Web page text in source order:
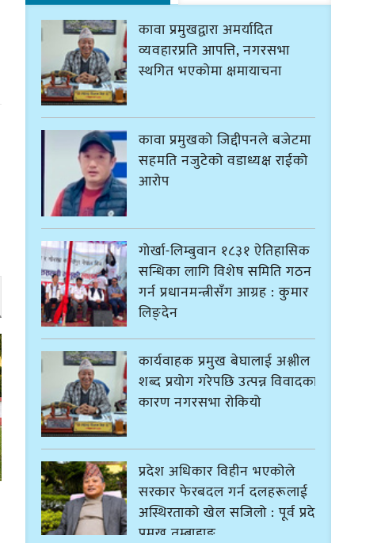
कावा प्रमुखद्वारा अमर्यादित
व्यवहारप्रति आपत्ति, नगरसभा
स्थगित भएकोमा क्षमायाचना
कावा प्रमुखको जिद्दीपनले बजेटमा
सहमति नजुटेको वडाध्यक्ष राईको
आरोप
गोर्खा-लिम्बुवान १८३१ ऐतिहासिक
सन्धिका लागि विशेष समिति गठन
गर्न प्रधानमन्त्रीसँग आग्रह : कुमार
लिङ्देन
कार्यवाहक प्रमुख बेघालाई अश्लील
शब्द प्रयोग गरेपछि उत्पन्न विवादका
कारण नगरसभा रोकियो
प्रदेश अधिकार विहीन भएकोले
सरकार फेरबदल गर्न दलहरूलाई
अस्थिरताको खेल सजिलो : पूर्व प्रदेश
प्रमुख तुम्बाहाङ